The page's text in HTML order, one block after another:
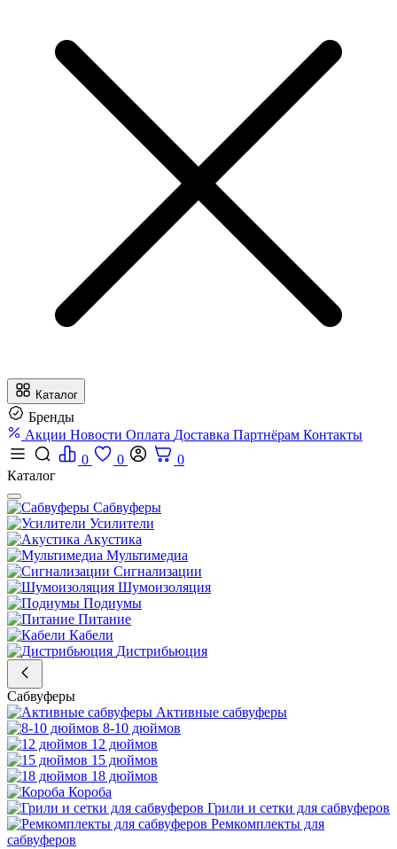
Каталог
Бренды
Акции Новости Оплата Доставка Партнёрам Контакты
0
0
0
Каталог
Сабвуферы
Усилители
Акустика
Мультимедиа
Сигнализации
Шумоизоляция
Подиумы
Питание
Кабели
Дистрибьюция
Сабвуферы
Активные сабвуферы
8-10 дюймов
12 дюймов
15 дюймов
18 дюймов
Короба
Грили и сетки для сабвуферов
Ремкомплекты для
сабвуферов